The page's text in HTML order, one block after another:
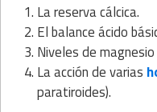
La reserva cálcica.
El balance ácido
Niveles de
La acción de varias
paratiroides).